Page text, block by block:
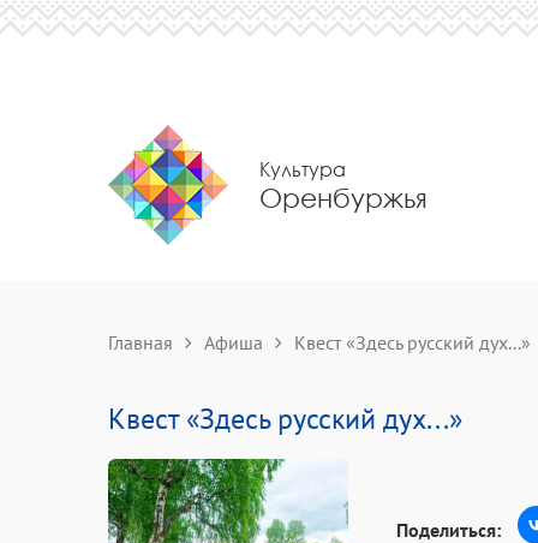
Культура
Оренбуржья
Главная Афиша Квест «Здесь русский дух...»
Квест «Здесь русский дух...»
Поделиться: